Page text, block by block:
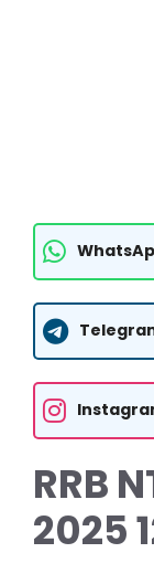
RRB
2025